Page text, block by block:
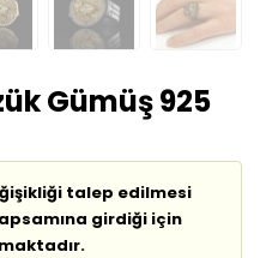
Gümüş 925
talep edilmesi
girdiği için